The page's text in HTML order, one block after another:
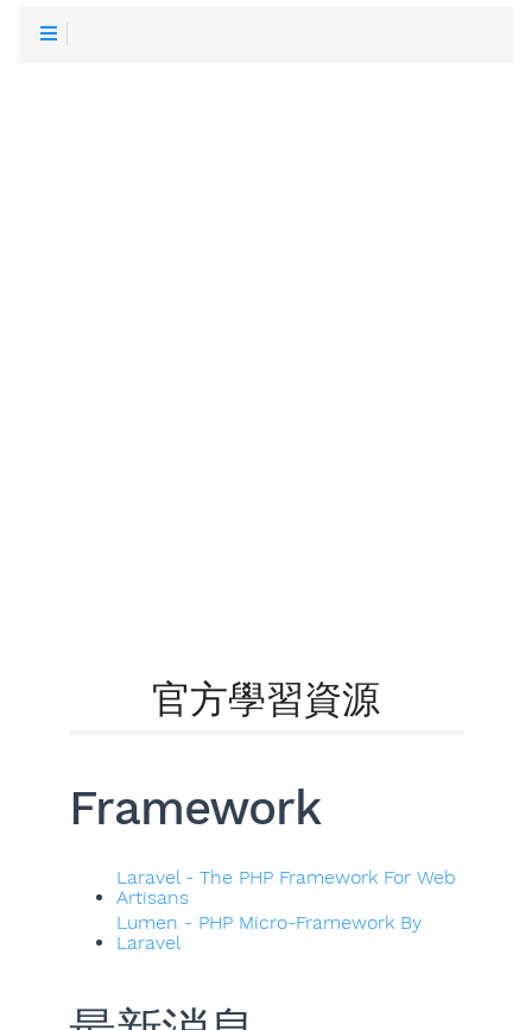
官方學習資源
Framework
Laravel - The PHP Framework For Web
Artisans
Lumen - PHP Micro-Framework By
Laravel